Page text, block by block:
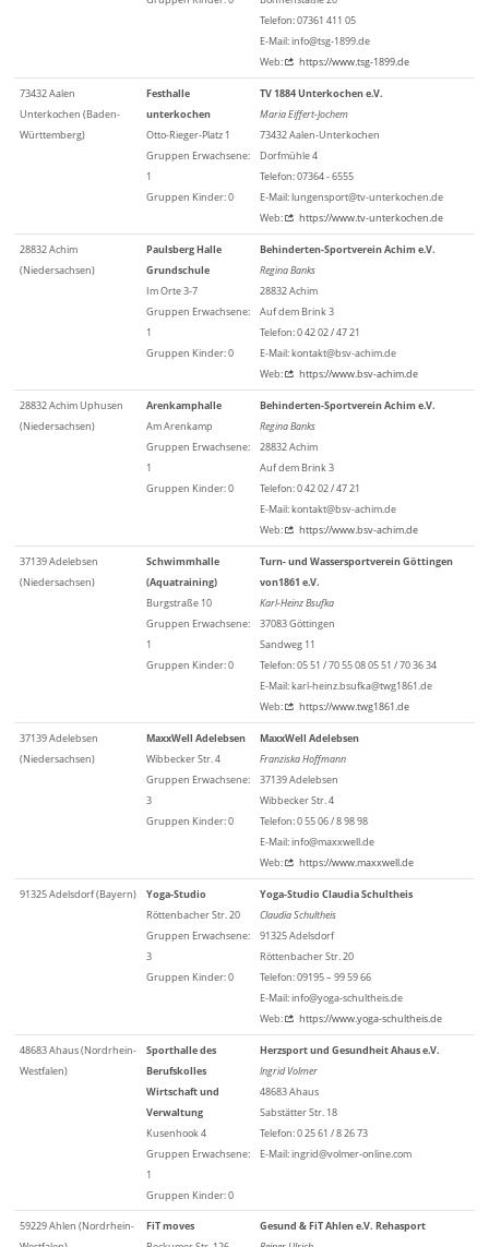
Telefon: 07361 411 05
E-Mail: info@tsg-1899.de
Web:
https://www.tsg-1899.de
73432 Aalen
Unterkochen (Baden-
Württemberg)
Festhalle
unterkochen
Otto-Rieger-Platz 1
Gruppen Erwachsene:
1
Gruppen Kinder: 0
TV 1884 Unterkochen e.V.
Maria Eiffert-Jochem
73432 Aalen-Unterkochen
Dorfmühle 4
Telefon: 07364 - 6555
E-Mail: lungensport@tv-unterkochen.de
Web:
https://www.tv-unterkochen.de
28832 Achim
(Niedersachsen)
Paulsberg Halle
Grundschule
Im Orte 3-7
Gruppen Erwachsene:
1
Gruppen Kinder: 0
Behinderten-Sportverein Achim e.V.
Regina Banks
28832 Achim
Auf dem Brink 3
Telefon: 0 42 02 / 47 21
E-Mail: kontakt@bsv-achim.de
Web:
https://www.bsv-achim.de
28832 Achim Uphusen
(Niedersachsen)
Arenkamphalle
Am Arenkamp
Gruppen Erwachsene:
1
Gruppen Kinder: 0
Behinderten-Sportverein Achim e.V.
Regina Banks
28832 Achim
Auf dem Brink 3
Telefon: 0 42 02 / 47 21
E-Mail: kontakt@bsv-achim.de
Web:
https://www.bsv-achim.de
37139 Adelebsen
(Niedersachsen)
Schwimmhalle
(Aquatraining)
Burgstraße 10
Gruppen Erwachsene:
1
Gruppen Kinder: 0
Turn- und Wassersportverein Göttingen
von1861 e.V.
Karl-Heinz Bsufka
37083 Göttingen
Sandweg 11
Telefon: 05 51 / 70 55 08 05 51 / 70 36 34
E-Mail: karl-heinz.bsufka@twg1861.de
Web:
https://www.twg1861.de
37139 Adelebsen
(Niedersachsen)
MaxxWell Adelebsen
Wibbecker Str. 4
Gruppen Erwachsene:
3
Gruppen Kinder: 0
MaxxWell Adelebsen
Franziska Hoffmann
37139 Adelebsen
Wibbecker Str. 4
Telefon: 0 55 06 / 8 98 98
E-Mail: info@maxxwell.de
Web:
https://www.maxxwell.de
91325 Adelsdorf (Bayern)
Yoga-Studio
Röttenbacher Str. 20
Gruppen Erwachsene:
3
Gruppen Kinder: 0
Yoga-Studio Claudia Schultheis
Claudia Schultheis
91325 Adelsdorf
Röttenbacher Str. 20
Telefon: 09195 – 99 59 66
E-Mail: info@yoga-schultheis.de
Web:
https://www.yoga-schultheis.de
48683 Ahaus (Nordrhein-
Westfalen)
Sporthalle des
Berufskolles
Wirtschaft und
Verwaltung
Kusenhook 4
Gruppen Erwachsene:
1
Gruppen Kinder: 0
Herzsport und Gesundheit Ahaus e.V.
Ingrid Volmer
48683 Ahaus
Sabstätter Str. 18
Telefon: 0 25 61 / 8 26 73
E-Mail: ingrid@volmer-online.com
59229 Ahlen (Nordrhein-
FiT moves
Gesund & FiT Ahlen e.V. Rehasport